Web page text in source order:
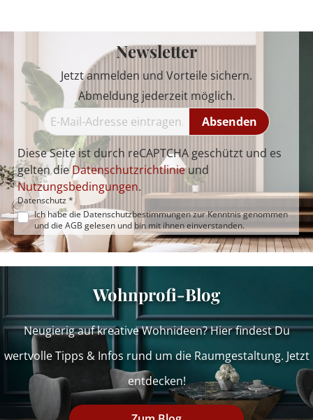
Newsletter
Jetzt anmelden und Vorteile sichern.
Abmeldung jederzeit möglich.
Absenden
Diese Seite ist durch reCAPTCHA geschützt und es
gelten dieDatenschutzrichtlinieund
Nutzungsbedingungen.
Datenschutz *
Ich habe die Datenschutzbestimmungenzur Kenntnis genommen
und die AGB gelesen und bin mit ihnen einverstanden.
Wohnprofi-Blog
Neugierig auf kreative Wohnideen? Hier findest Du
wertvolle Tipps & Infos rund um die Raumgestaltung. Jetzt
entdecken!